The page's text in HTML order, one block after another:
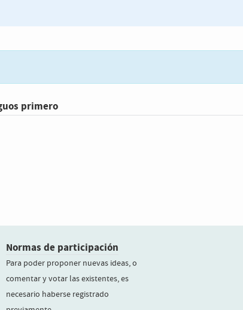
primero
Normas de participación
Para poder proponer nuevas ideas, o
comentar y votar las existentes, es
necesario haberse registrado